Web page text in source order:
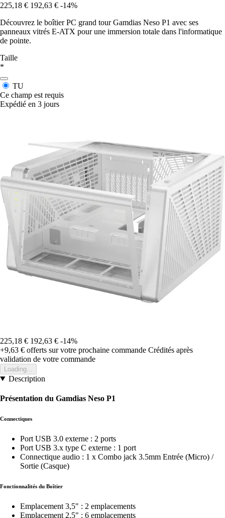
225,18 € 192,63 € -14%
Découvrez le boîtier PC grand tour Gamdias Neso P1 avec ses
panneaux vitrés E-ATX pour une immersion totale dans l'informatique
de pointe.
Taille
*
TU
Ce champ est requis
Expédié en 3 jours
225,18 € 192,63 € -14%
+9,63 € offerts sur votre prochaine commande Crédités après
validation de votre commande
Loading...
Description
Présentation du Gamdias Neso P1
Connectiques
Port USB 3.0 externe : 2 ports
Port USB 3.x type C externe : 1 port
Connectique audio : 1 x Combo jack 3.5mm Entrée (Micro) /
Sortie (Casque)
Fonctionnalités du Boîtier
Emplacement 3,5" : 2 emplacements
Emplacement 2,5" : 6 emplacements